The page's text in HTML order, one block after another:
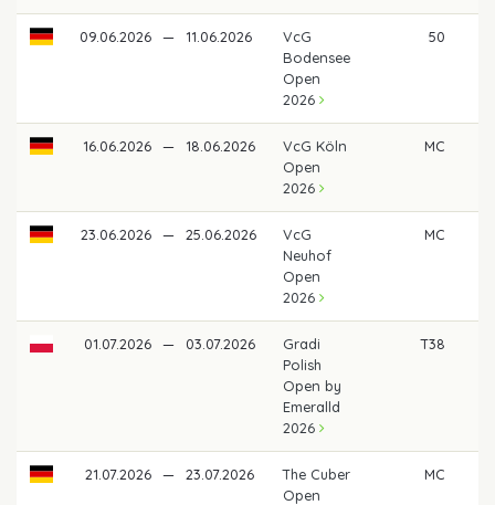
09.06.2026 — 11.06.2026
VcG
Bodensee
Open
2026
50
16.06.2026 — 18.06.2026
VcG Köln
Open
2026
MC
23.06.2026 — 25.06.2026
VcG
Neuhof
Open
2026
MC
01.07.2026 — 03.07.2026
Gradi
Polish
Open by
Emeralld
2026
T38
21.07.2026 — 23.07.2026
The Cuber
Open
MC